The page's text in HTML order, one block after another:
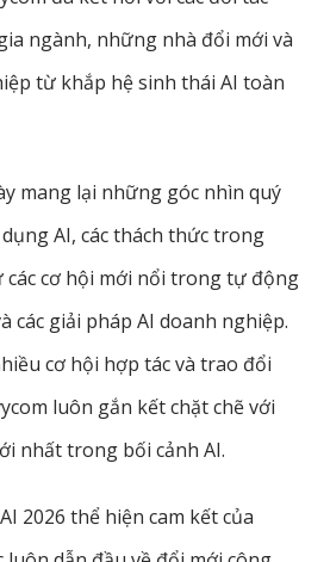
ngành, những nhà đổi mới và
từ khắp hệ sinh thái AI toàn
mang lại những góc nhìn quý
AI, các thách thức trong
cơ hội mới nổi trong tự động
các giải pháp AI doanh nghiệp.
cơ hội hợp tác và trao đổi
luôn gắn kết chặt chẽ với
nhất trong bối cảnh AI.
2026 thể hiện cam kết của